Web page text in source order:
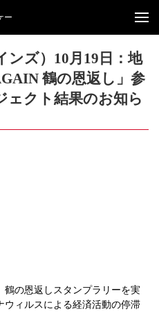
ー
ンズ）10月19日：地
鶴の恩返し」参
ェクト結果のお知ら
鶴の恩返しスタンプラリーを実
ウィルスによる経済活動の停滞